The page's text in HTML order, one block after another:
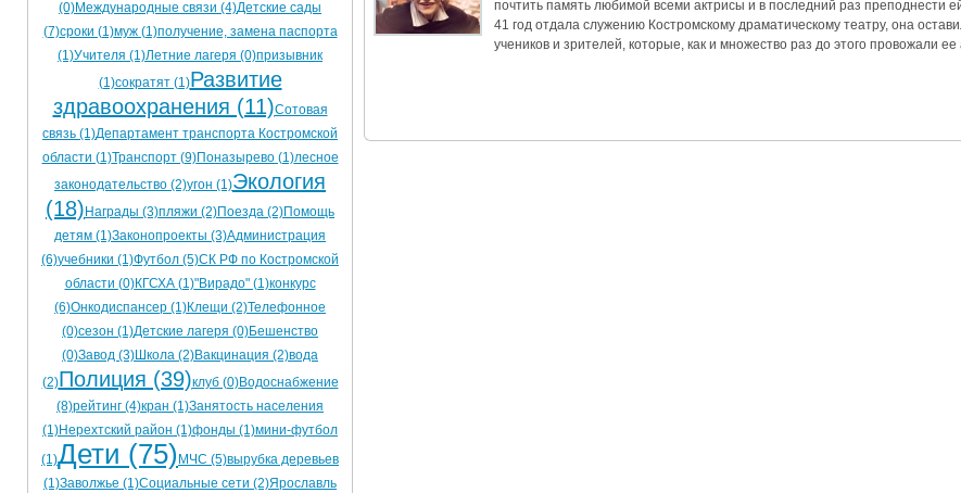
Ограничения движения транспорта на майские праздники 2014
Электронные транспортные карты
почтить память любимой всеми актрисы и в последний раз преподнести
41 год отдала служению Костромскому драматическому театру, она
учеников и зрителей, которые, как и множество раз до этого провожали
(0)Международные связи (4)Детские сады
(7)сроки (1)муж (1)получение, замена паспорта
(1)Учителя (1)Летние лагеря (0)призывник
(1)сократят (1)Развитие
здравоохранения (11)Сотовая
связь (1)Департамент транспорта Костромской
области (1)Транспорт (9)Поназырево (1)лесное
законодательство (2)угон (1)Экология
(18) Награды (3)пляжи (2)Поезда (2)Помощь
детям (1)Законопроекты (3)Администрация
(6)учебники (1)Футбол (5)СК РФ по Костромской
области (0)КГСХА (1)"Вирадо" (1)конкурс
(6)Онкодиспансер (1)Клещи (2)Телефонное
(0)сезон (1)Детские лагеря (0)Бешенство
(0)Завод (3)Школа (2)Вакцинация (2)вода
(2)Полиция (39)клуб (0)Водоснабжение
(8)рейтинг (4)кран (1)Занятость населения
(1)Нерехтский район (1)фонды (1)мини-футбол
(1)Дети (75) МЧС (5)вырубка деревьев
(1)Заволжье (1)Социальные сети (2)Ярославль